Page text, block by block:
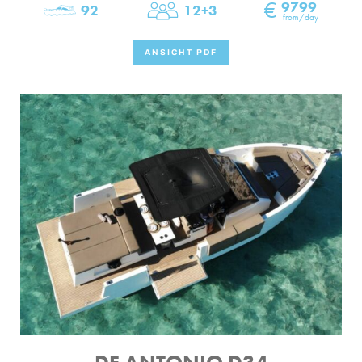
Länge92 Kapazität
12+3 € 9799
from/day
ANSICHT PDF